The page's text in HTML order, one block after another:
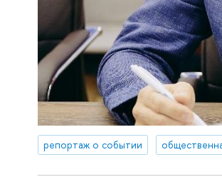
репортаж о событии